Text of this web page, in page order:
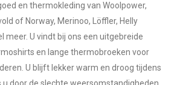
en thermokleding van Woolpower,
of Norway, Merinoo, Löffler, Helly
meer. U vindt bij ons een uitgebreide
en lange thermobroeken voor
U blijft lekker warm en droog tijdens